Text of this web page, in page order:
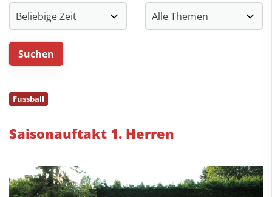
Fussball
Saisonauftakt 1. Herren